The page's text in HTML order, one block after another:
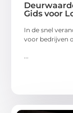
Gids voor
In de snel
voor bedrijven